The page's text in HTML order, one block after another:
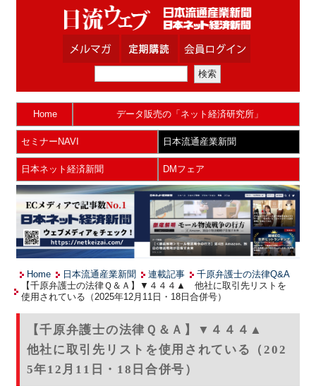
Home データ販売の「ネット経済研究所」
セミナーNAVI 日本流通産業新聞
日本ネット経済新聞 DMフェア
Home 日本流通産業新聞 連載記事
千原弁護士の法律Q&A
【千原弁護士の法律Ｑ＆Ａ】▼４４４▲ 他社に取引先リストを
使用されている（2025年12月11日・18日合併号）
【千原弁護士の法律Ｑ＆Ａ】▼４４４▲
他社に取引先リストを使用されている（202
5年12月11日・18日合併号）